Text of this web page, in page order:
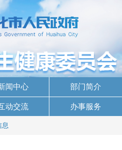
闻中心 部门简介
动交流 办事服务
息